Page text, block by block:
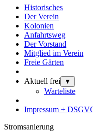
Historisches
Der Verein
Kolonien
Anfahrtsweg
Der Vorstand
Mitglied im Verein
Freie Gärten
Aktuell frei ▼
Warteliste
Impressum +
Stromsanierung